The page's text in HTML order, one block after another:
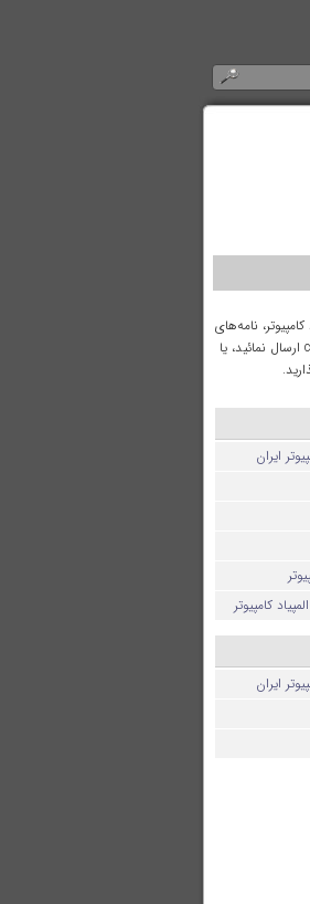
نامه‌های
خود را به نشانی contact@inoi.ir ارسال نمائید، یا
ایران
کامپیوتر
ایران